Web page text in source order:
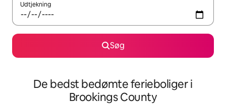
Udtjekning
Søg
De bedst bedømte ferieboliger i
Brookings County